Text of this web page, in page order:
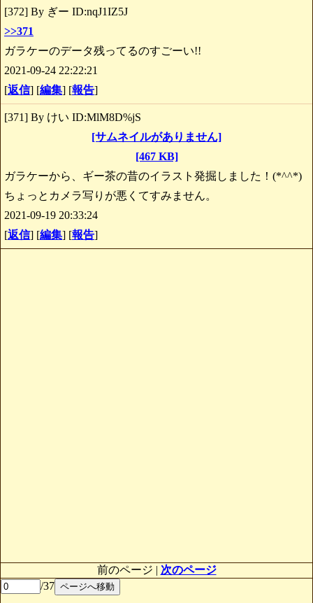
[372] By ぎー ID:nqJ1IZ5J
>>371
ガラケーのデータ残ってるのすごーい!!
2021-09-24 22:22:21
[返信] [編集] [報告]
[371] By けい ID:MlM8D%jS
[サムネイルがありません]
[467 KB]
ガラケーから、ギー茶の昔のイラスト発掘しました！(*^^*)
ちょっとカメラ写りが悪くてすみません。
2021-09-19 20:33:24
[返信] [編集] [報告]
前のページ | 次のページ
/37